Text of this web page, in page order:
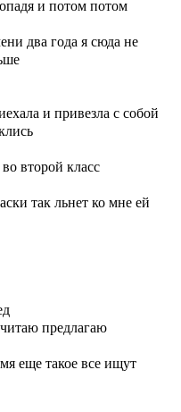
и потом потом
два года я сюда не
и привезла с собой
второй класс
так льнет ко мне ей
предлагаю
еще такое все ищут